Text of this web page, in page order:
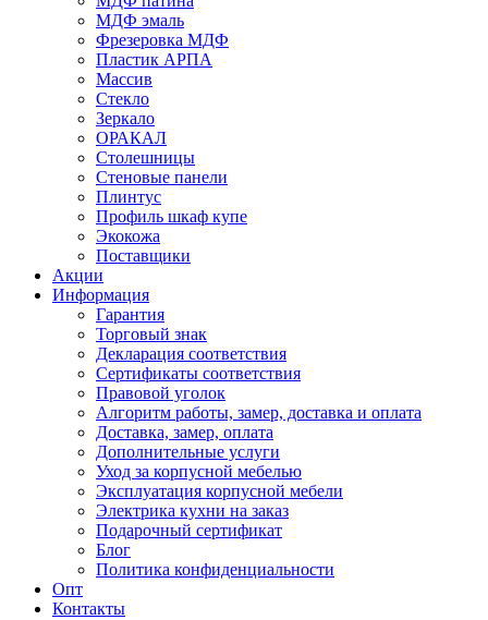
МДФ эмаль
Фрезеровка МДФ
Пластик АРПА
Массив
Стекло
Зеркало
ОРАКАЛ
Столешницы
Стеновые панели
Плинтус
Профиль шкаф купе
Экокожа
Поставщики
Акции
Информация
Гарантия
Торговый знак
Декларация соответствия
Сертификаты соответствия
Правовой уголок
Алгоритм работы, замер, доставка и оплата
Доставка, замер, оплата
Дополнительные услуги
Уход за корпусной мебелью
Эксплуатация корпусной мебели
Электрика кухни на заказ
Подарочный сертификат
Блог
Политика конфиденциальности
Опт
Контакты